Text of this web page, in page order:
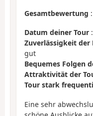
Gesamtbewertung :
Datum deiner Tour
Zuverlässigkeit der
gut
Bequemes Folgen
Attraktivität der
Tour stark
Eine sehr